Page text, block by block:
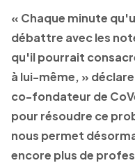
« Chaque minute
débattre avec les
qu'il pourrait
à lui-même, »
co-fondateur de
pour résoudre ce
nous permet
encore plus de